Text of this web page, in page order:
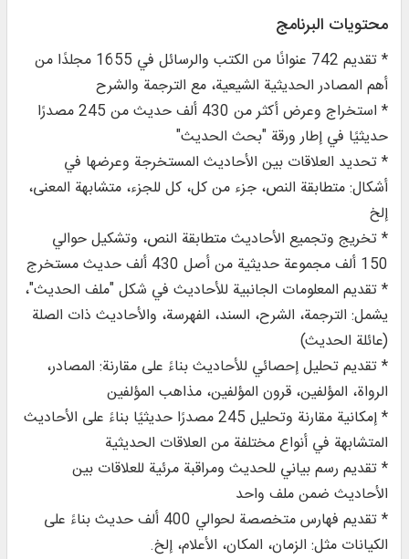
محتويات البرنامج
* تقديم 742 عنوانًا من الكتب والرسائل في 1655 مجلدًا من
أهم المصادر الحديثية الشيعية، مع الترجمة والشرح
* استخراج وعرض أكثر من 430 ألف حديث من 245 مصدرًا
حديثيًا في إطار ورقة "بحث الحديث"
* تحديد العلاقات بين الأحاديث المستخرجة وعرضها في
أشكال: متطابقة النص، جزء من كل، كل للجزء، متشابهة المعنى،
إلخ
* تخريج وتجميع الأحاديث متطابقة النص، وتشكيل حوالي
150 ألف مجموعة حديثية من أصل 430 ألف حديث مستخرج
* تقديم المعلومات الجانبية للأحاديث في شكل "ملف الحديث"،
يشمل: الترجمة، الشرح، السند، الفهرسة، والأحاديث ذات الصلة
(عائلة الحديث)
* تقديم تحليل إحصائي للأحاديث بناءً على مقارنة: المصادر،
الرواة، المؤلفين، قرون المؤلفين، مذاهب المؤلفين
* إمكانية مقارنة وتحليل 245 مصدرًا حديثيًا بناءً على الأحاديث
المتشابهة في أنواع مختلفة من العلاقات الحديثية
* تقديم رسم بياني للحديث ومراقبة مرئية للعلاقات بين
الأحاديث ضمن ملف واحد
* تقديم فهارس متخصصة لحوالي 400 ألف حديث بناءً على
الكيانات مثل: الزمان، المكان، الأعلام، إلخ.